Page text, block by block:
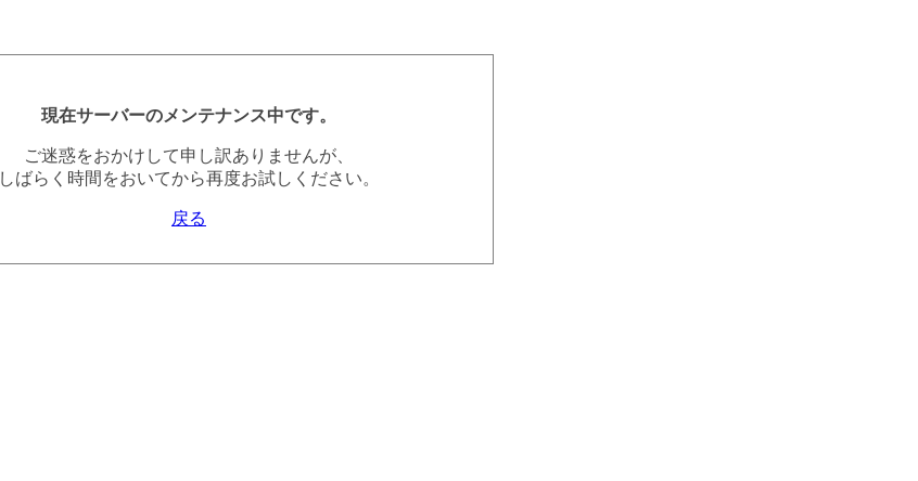
現在サーバーのメンテナンス中です。
ご迷惑をおかけして申し訳ありませんが、
しばらく時間をおいてから再度お試しください。
戻る